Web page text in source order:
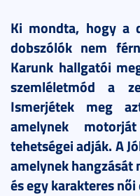
Ki mondta, hogy a
dobszólók nem
Karunk hallgatói
szemléletmód a
Ismerjétek meg
amelynek
tehetségei adják. A
amelynek hangzását
és egy karakteres